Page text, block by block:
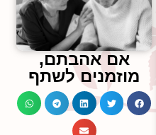
אם אהבתם,
מוזמנים לשתף